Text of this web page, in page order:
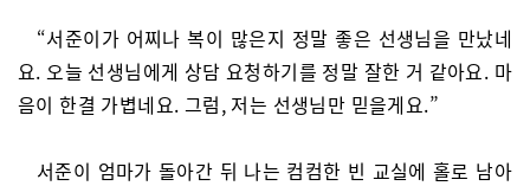
“서준이가 어찌나 복이 많은지 정말 좋은 선생님을 만났네
요. 오늘 선생님에게 상담 요청하기를 정말 잘한 거 같아요. 마
음이 한결 가볍네요. 그럼, 저는 선생님만 믿을게요.”
서준이 엄마가 돌아간 뒤 나는 컴컴한 빈 교실에 홀로 남아